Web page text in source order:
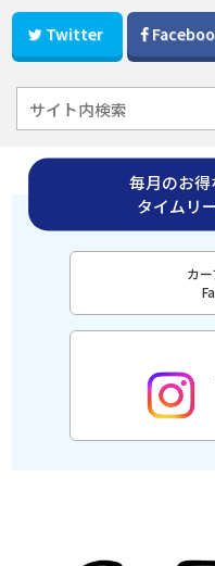
Twitter
毎月のお
タイムリ
カ